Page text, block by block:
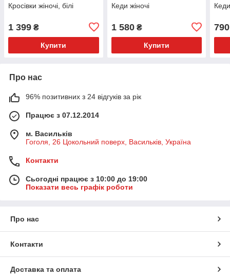
Кросівки жіночі, білі
1 399 ₴
Купити
Кеди жіночі
1 580₴
Купити
790
Про нас
96% позитивних з 24 відгуків за рік
Працює з 07.12.2014
м. Васильків
Гоголя, 26 Цокольний поверх, Васильків, Україна
Контакти
Сьогодні працює з 10:00 до 19:00
Показати весь графік роботи
Про нас
Контакти
Доставка та оплата